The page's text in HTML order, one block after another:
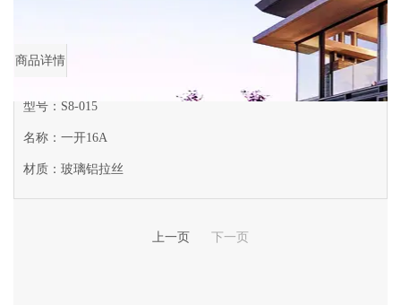
商品详情
型号：S8-015
名称：一开16A
材质：玻璃铝拉丝
上一页 下一页